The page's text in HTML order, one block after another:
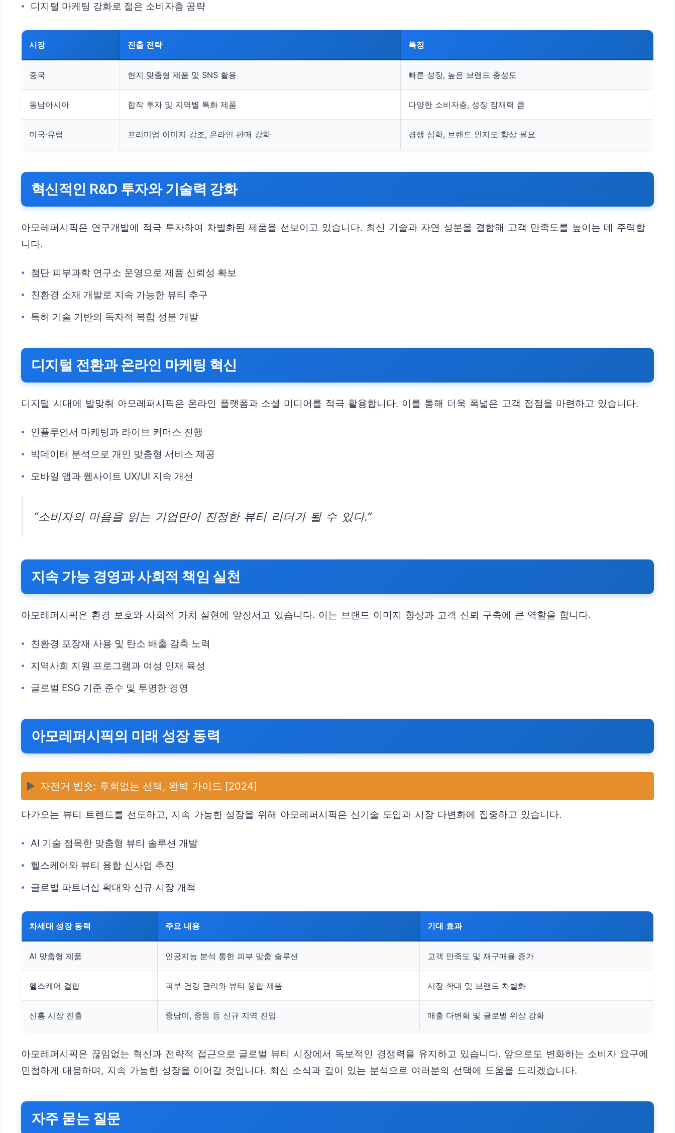
디지털 마케팅 강화로 젊은 소비자층 공략
시장 진출 전략 특징
중국 현지 맞춤형 제품 및 SNS 활용 빠른 성장, 높은 브랜드 충성도
동남아시아 합작 투자 및 지역별 특화 제품 다양한 소비자층, 성장 잠재력 큼
미국·유럽 프리미엄 이미지 강조, 온라인 판매 강화 경쟁 심화, 브랜드 인지도 향상 필요
혁신적인 R&D 투자와 기술력 강화
아모레퍼시픽은 연구개발에 적극 투자하여 차별화된 제품을 선보이고 있습니다. 최신 기술과 자연 성분을 결합해 고객 만족도를 높이는 데 주력합
니다.
첨단 피부과학 연구소 운영으로 제품 신뢰성 확보
친환경 소재 개발로 지속 가능한 뷰티 추구
특허 기술 기반의 독자적 복합 성분 개발
디지털 전환과 온라인 마케팅 혁신
디지털 시대에 발맞춰 아모레퍼시픽은 온라인 플랫폼과 소셜 미디어를 적극 활용합니다. 이를 통해 더욱 폭넓은 고객 접점을 마련하고 있습니다.
인플루언서 마케팅과 라이브 커머스 진행
빅데이터 분석으로 개인 맞춤형 서비스 제공
모바일 앱과 웹사이트 UX/UI 지속 개선
“소비자의 마음을 읽는 기업만이 진정한 뷰티 리더가 될 수 있다.”
지속 가능 경영과 사회적 책임 실천
아모레퍼시픽은 환경 보호와 사회적 가치 실현에 앞장서고 있습니다. 이는 브랜드 이미지 향상과 고객 신뢰 구축에 큰 역할을 합니다.
친환경 포장재 사용 및 탄소 배출 감축 노력
지역사회 지원 프로그램과 여성 인재 육성
글로벌 ESG 기준 준수 및 투명한 경영
아모레퍼시픽의 미래 성장 동력
▶️ 자전거 빕숏: 후회없는 선택, 완벽 가이드 [2024]
다가오는 뷰티 트렌드를 선도하고, 지속 가능한 성장을 위해 아모레퍼시픽은 신기술 도입과 시장 다변화에 집중하고 있습니다.
AI 기술 접목한 맞춤형 뷰티 솔루션 개발
헬스케어와 뷰티 융합 신사업 추진
글로벌 파트너십 확대와 신규 시장 개척
차세대 성장 동력 주요 내용 기대 효과
AI 맞춤형 제품 인공지능 분석 통한 피부 맞춤 솔루션 고객 만족도 및 재구매율 증가
헬스케어 결합 피부 건강 관리와 뷰티 융합 제품 시장 확대 및 브랜드 차별화
신흥 시장 진출 중남미, 중동 등 신규 지역 진입 매출 다변화 및 글로벌 위상 강화
아모레퍼시픽은 끊임없는 혁신과 전략적 접근으로 글로벌 뷰티 시장에서 독보적인 경쟁력을 유지하고 있습니다. 앞으로도 변화하는 소비자 요구에
민첩하게 대응하며, 지속 가능한 성장을 이어갈 것입니다. 최신 소식과 깊이 있는 분석으로 여러분의 선택에 도움을 드리겠습니다.
자주 묻는 질문